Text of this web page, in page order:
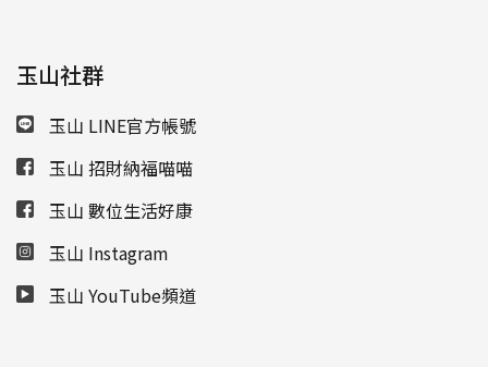
玉山社群
玉山 LINE官方帳號
玉山 招財納福喵喵
玉山 數位生活好康
玉山 Instagram
玉山 YouTube頻道